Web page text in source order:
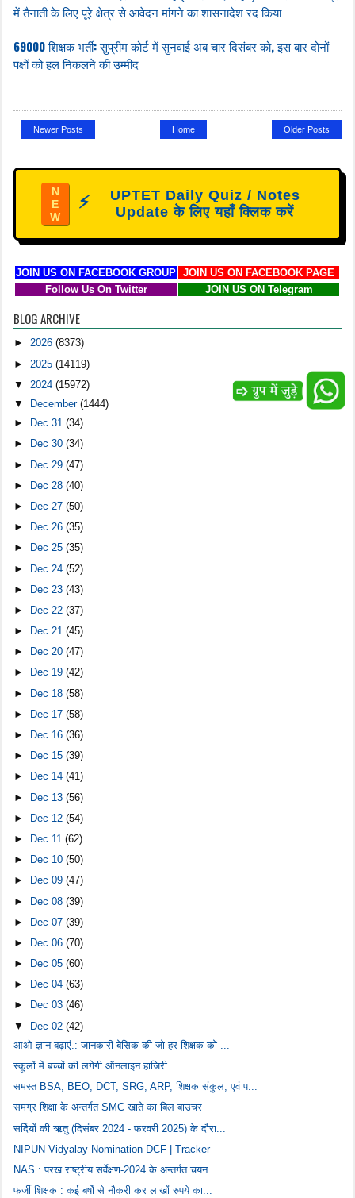
में तैनाती के लिए पूरे क्षेत्र से आवेदन मांगने का शासनादेश रद किया
69000 शिक्षक भर्ती: सुप्रीम कोर्ट में सुनवाई अब चार दिसंबर को, इस बार दोनों
पक्षों को हल निकलने की उम्मीद
Newer Posts Older Posts
Home
N
E
W
⚡
UPTET Daily Quiz / Notes
Update के लिए यहाँ क्लिक करें
JOIN US ON FACEBOOK GROUP
JOIN US ON FACEBOOK PAGE
Follow Us On Twitter
JOIN US ON Telegram
BLOG ARCHIVE
►2026(8373)
► 2025(14119)
▼ 2024(15972)
▼
December(1444)
►
Dec 31(34)
►
Dec 30(34)
► Dec 29(47)
►
Dec 28(40)
►
Dec 27(50)
►
Dec 26(35)
►
Dec 25(35)
► Dec 24(52)
► Dec 23(43)
►
Dec 22(37)
►
Dec 21(45)
►
Dec 20(47)
►
Dec 19(42)
► Dec 18(58)
►
Dec 17(58)
►
Dec 16(36)
►
Dec 15(39)
►
Dec 14(41)
► Dec 13(56)
►
Dec 12(54)
►
Dec 11(62)
►
Dec 10(50)
►
Dec 09(47)
► Dec 08(39)
► Dec 07(39)
►
Dec 06(70)
►
Dec 05(60)
►
Dec 04(63)
►
Dec 03(46)
▼ Dec 02(42)
आओ ज्ञान बढ़ाएं.: जानकारी बेसिक की जो हर शिक्षक को ...
स्कूलों में बच्चों की लगेगी ऑनलाइन हाजिरी
समस्त BSA, BEO, DCT, SRG, ARP, शिक्षक संकुल, एवं प...
समग्र शिक्षा के अन्तर्गत SMC खाते का बिल बाउचर
सर्दियों की ऋतु (दिसंबर 2024 - फरवरी 2025) के दौरा...
NIPUN Vidyalay Nomination DCF | Tracker
NAS : परख राष्ट्रीय सर्वेक्षण-2024 के अन्तर्गत चयन...
फर्जी शिक्षक : कई बर्षो से नौकरी कर लाखों रुपये का...